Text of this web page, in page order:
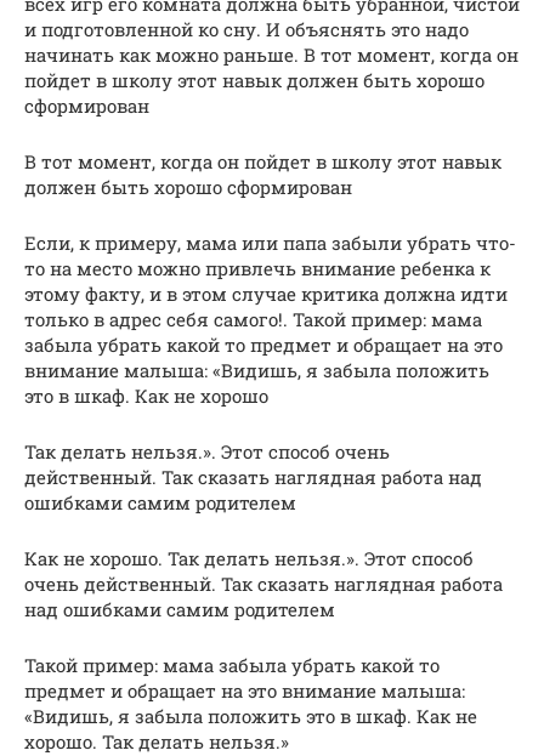
и подготовленной ко сну. И объяснять это надо
начинать как можно раньше. В тот момент, когда он
пойдет в школу этот навык должен быть хорошо
сформирован
В тот момент, когда он пойдет в школу этот навык
должен быть хорошо сформирован
Если, к примеру, мама или папа забыли убрать что-
то на место можно привлечь внимание ребенка к
этому факту, и в этом случае критика должна идти
только в адрес себя самого!. Такой пример: мама
забыла убрать какой то предмет и обращает на это
внимание малыша: «Видишь, я забыла положить
это в шкаф. Как не хорошо
Так делать нельзя.». Этот способ очень
действенный. Так сказать наглядная работа над
ошибками самим родителем
Как не хорошо. Так делать нельзя.». Этот способ
очень действенный. Так сказать наглядная работа
над ошибками самим родителем
Такой пример: мама забыла убрать какой то
предмет и обращает на это внимание малыша:
«Видишь, я забыла положить это в шкаф. Как не
хорошо. Так делать нельзя.»